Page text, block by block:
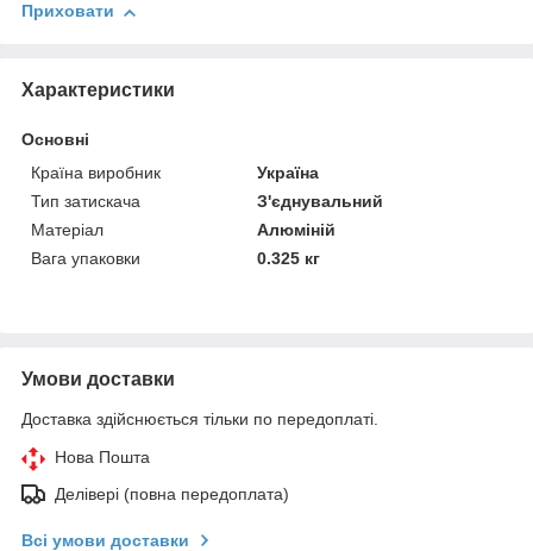
Приховати
Характеристики
Основні
Країна виробник
Україна
Тип затискача
З'єднувальний
Матеріал
Алюміній
Вага упаковки
0.325 кг
Умови доставки
Доставка здійснюється тільки по передоплаті.
Нова Пошта
Делівері (повна передоплата)
Всі умови доставки